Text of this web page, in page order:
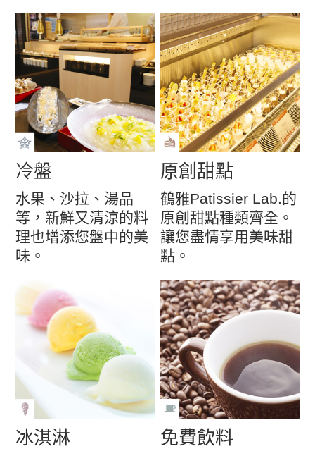
冷盤
水果、沙拉、湯品
等，新鮮又清涼的料
理也增添您盤中的美
味。
原創甜點
鶴雅Patissier Lab.的
原創甜點種類齊全。
讓您盡情享用美味甜
點。
冰淇淋 免費飲料